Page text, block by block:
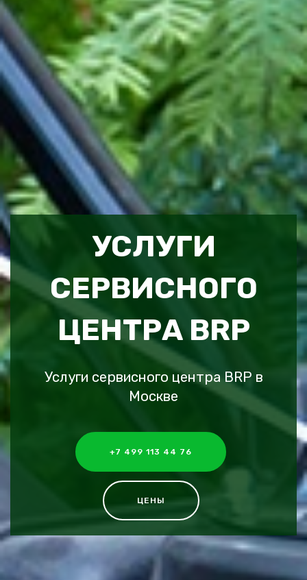
УСЛУГИ
СЕРВИСНОГО
ЦЕНТРА BRP
Услуги сервисного центра BRP в
Москве
+7 499 113 44 76
ЦЕНЫ